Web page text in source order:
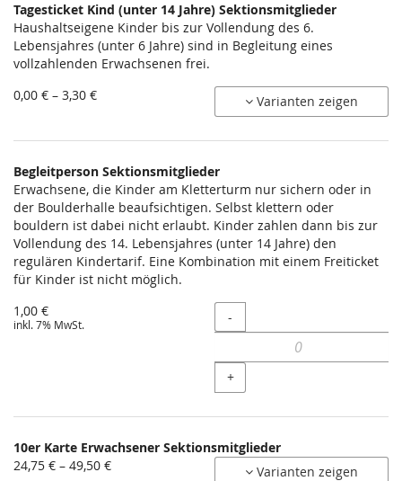
Tagesticket Kind (unter 14 Jahre) Sektionsmitglieder
Haushaltseigene Kinder bis zur Vollendung des 6.
Lebensjahres (unter 6 Jahre) sind in Begleitung eines
vollzahlenden Erwachsenen frei.
von
0,00 € – 3,30 € Varianten zeigen
Begleitperson Sektionsmitglieder
Erwachsene, die Kinder am Kletterturm nur sichern oder in
der Boulderhalle beaufsichtigen. Selbst klettern oder
bouldern ist dabei nicht erlaubt. Kinder zahlen dann bis zur
Vollendung des 14. Lebensjahres (unter 14 Jahre) den
regulären Kindertarif. Eine Kombination mit einem Freiticket
für Kinder ist nicht möglich.
1,00 €
inkl. 7% MwSt. Menge
-
+
10er Karte Erwachsener Sektionsmitglieder
von
24,75 € – 49,50 € Varianten zeigen